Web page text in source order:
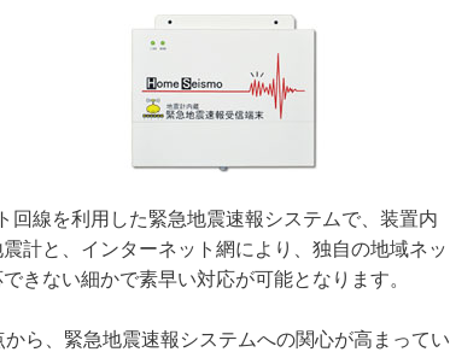
線を利用した緊急地震速報システムで、装置内
計と、インターネット網により、独自の地域ネッ
きない細かで素早い対応が可能となります。
ら、緊急地震速報システムへの関心が高まってい